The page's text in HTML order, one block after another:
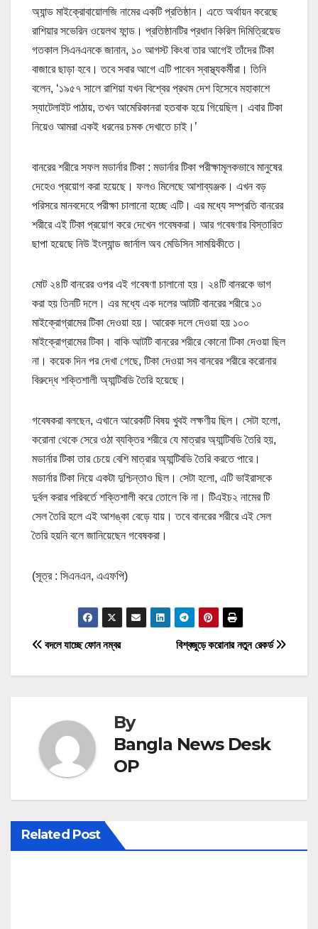
অ্যান্ড মাইক্রোবায়োলজি নামের একটি প্রতিষ্ঠান। এতে অর্থায়ন করেছে
রাশিয়ার সভেরিন ওয়েলথ ফান্ড। প্রতিষ্ঠানটির প্রধান কিরিল দিমিত্রিয়েভ
গতকাল সিএনএনকে জানান, ১০ আগস্ট কিংবা তার আগেই তাঁদের টিকা
বাজারে ছাড়া হবে। তবে সবার আগে এটি পাবেন স্বাস্থ্যকর্মীরা। তিনি
বলেন, ‘১৯৫৭ সালে রাশিয়া যখন বিশ্বের প্রথম দেশ হিসেবে মহাকাশে
স্যাটেলাইট পাঠায়, তখন আমেরিকানরা হতবাক হয়ে গিয়েছিল। এবার টিকা
নিয়েও আমরা একই ধরনের চমক দেখাতে চাই।’
বানরের শরীরে সফল মডার্নার টিকা : মডার্নার টিকা পরীক্ষামূলকভাবে মানুষের
দেহেও প্রয়োগ করা হয়েছে। ফলও মিলেছে আশাব্যঞ্জক। এখন বড়
পরিসরে মানবদেহে পরীক্ষা চালানো হচ্ছে এটি। এর মধ্যে সম্প্রতি বানরের
শরীরে এই টিকা প্রয়োগ করে দেখেন গবেষকরা। আর গবেষণার বিস্তারিত
ছাপা হয়েছে নিউ ইংল্যান্ড জার্নাল অব মেডিসিন সাময়িকীতে।
মোট ২৪টি বানরের ওপর এই গবেষণা চালানো হয়। ২৪টি বানরকে ভাগ
করা হয় তিনটি দলে। এর মধ্যে এক দলের আটটি বানরের শরীরে ১০
মাইক্রোগ্রামের টিকা দেওয়া হয়। আরেক দলে দেওয়া হয় ১০০
মাইক্রোগ্রামের টিকা। বাকি আটটি বানরের শরীরে কোনো টিকা দেওয়া ছিল
না। কয়েক দিন পর দেখা গেছে, টিকা দেওয়া সব বানরের শরীরে করোনার
বিরুদ্ধে শক্তিশালী অ্যান্টিবডি তৈরি হয়েছে।
গবেষকরা বলছেন, এখানে আরেকটি বিষয় খুবই লক্ষণীয় ছিল। সেটা হলো,
করোনা থেকে সেরে ওঠা ব্যক্তির শরীরে যে মাত্রার অ্যান্টিবডি তৈরি হয়,
মডার্নার টিকা তার চেয়ে বেশি মাত্রার অ্যান্টিবডি তৈরি করতে পারে।
মডার্নার টিকা নিয়ে একটা দুশ্চিন্তাও ছিল। সেটা হলো, এটি ভাইরাসকে
দুর্বল করার পরিবর্তে শক্তিশালী করে তোলে কি না। টিএইচ২ নামের টি
সেল তৈরি হলে এই আশঙ্কা বেড়ে যায়। তবে বানরের শরীরে এই সেল
তৈরি হয়নি বলে জানিয়েছেন গবেষকরা।
(সূত্র : সিএনএন, এএফপি)
P
o
t
n
a
v
i
বিশ্বজুড়ে করোনার নতুন রেকর্ড
বদলে যাচ্ছে ফোন নম্বর
By
Bangla News Desk
OP
Related Post